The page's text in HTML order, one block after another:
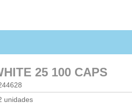
25 100 CAPS
unidades